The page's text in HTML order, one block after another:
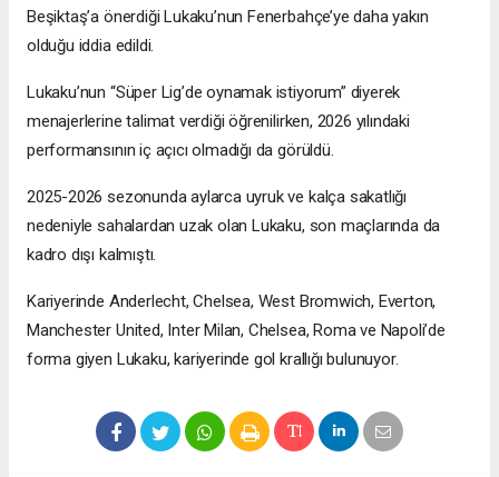
Beşiktaş’a önerdiği Lukaku’nun Fenerbahçe’ye daha yakın
olduğu iddia edildi.
Lukaku’nun “Süper Lig’de oynamak istiyorum” diyerek
menajerlerine talimat verdiği öğrenilirken, 2026 yılındaki
performansının iç açıcı olmadığı da görüldü.
2025-2026 sezonunda aylarca uyruk ve kalça sakatlığı
nedeniyle sahalardan uzak olan Lukaku, son maçlarında da
kadro dışı kalmıştı.
Kariyerinde Anderlecht, Chelsea, West Bromwich, Everton,
Manchester United, Inter Milan, Chelsea, Roma ve Napoli’de
forma giyen Lukaku, kariyerinde gol krallığı bulunuyor.